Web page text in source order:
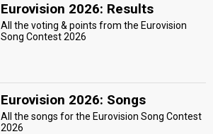
Eurovision 2026: Results
All the voting & points from the Eurovision
Song Contest 2026
Eurovision 2026: Songs
All the songs for the Eurovision Song Contest
2026